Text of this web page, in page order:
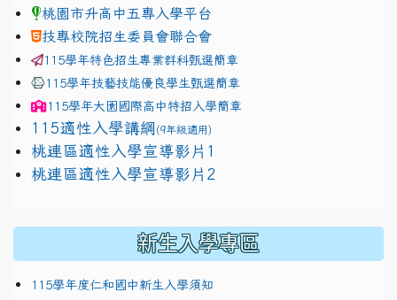
桃園市升高中五專入學平台
技專校院招生委員會聯合會
115學年特色招生專業群科甄選簡章
115學年技藝技能優良學生甄選簡章
115學年大園國際高中特招入學簡章
115適性入學講綱 (9年級適用)
link to https://docs.google.com/presentation/d/
桃連區適性入學宣導影片1
link to https://docs.google.com/presentation/d/
桃連區適性入學宣導影片2
新生入學專區
115學年度仁和國中新生入學須知